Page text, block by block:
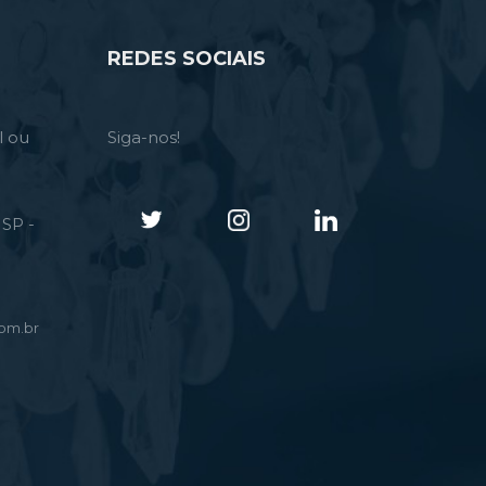
ou
-
REDES SOCIAIS
Siga-nos!